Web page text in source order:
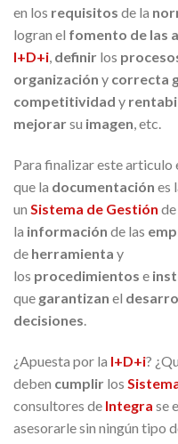
en los requisitos de la
logran el fomento de las
I+D+i, definir los
organización y correcta
competitividad y
mejorarsu imagen, etc.
Para finalizar este articulo
que la documentación es
un Sistema de Gestión
la información de las
de herramienta y
los procedimientos e
que garantizan el
decisiones.
¿Apuesta por la I+D+i?
deben cumplir los
consultores de Integra se
asesorarle sin ningún tipo